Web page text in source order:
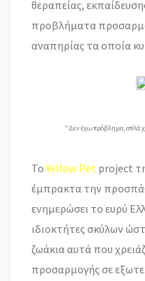
θεραπείας,
προβλήματα
αναπηρίας τα οποία
"Δεν έχω πρόβλημα, απλά
ΤοYellow Pet project
έμπρακτα την
ενημερώσει το ευρύ
ιδιοκτήτες σκύλων
ζωάκια αυτά που
προσαρμογής σε